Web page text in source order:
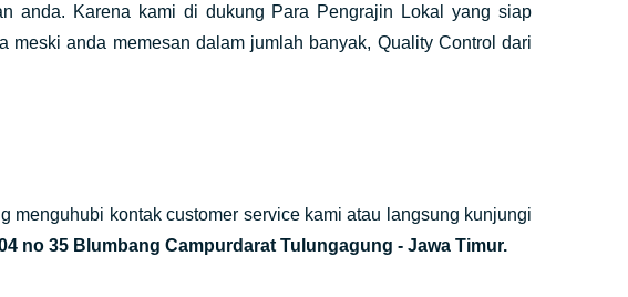
anda. Karena kami di dukung Para Pengrajin Lokal yang siap
meski anda memesan dalam jumlah banyak, Quality Control dari
menguhubi kontak customer service kami atau langsung kunjungi
no 35 Blumbang Campurdarat Tulungagung - Jawa Timur.